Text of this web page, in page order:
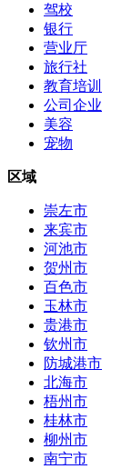
驾校
银行
营业厅
旅行社
教育培训
公司企业
美容
宠物
区域
崇左市
来宾市
河池市
贺州市
百色市
玉林市
贵港市
钦州市
防城港市
北海市
梧州市
桂林市
柳州市
南宁市